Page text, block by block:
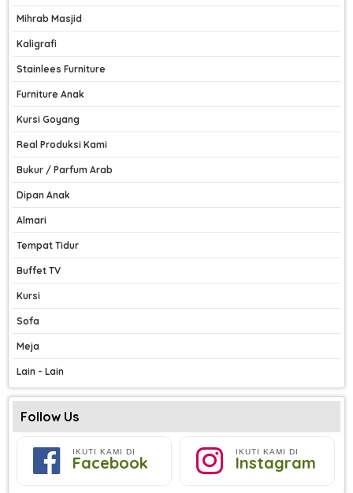
Mihrab Masjid
Kaligrafi
Stainlees Furniture
Furniture Anak
Kursi Goyang
Real Produksi Kami
Bukur / Parfum Arab
Dipan Anak
Almari
Tempat Tidur
Buffet TV
Kursi
Sofa
Meja
Lain - Lain
Follow Us
IKUTI KAMI DI
Facebook
IKUTI KAMI DI
Instagram